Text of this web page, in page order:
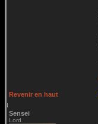
Revenir en haut
Sensei
Lord